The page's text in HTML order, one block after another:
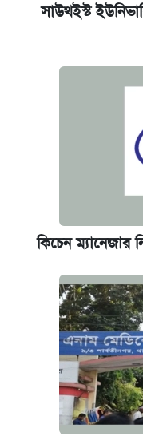
সাউথইস্ট
কিচেন ম্যানেজার